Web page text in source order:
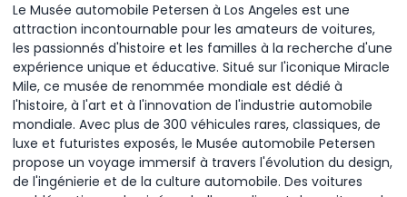
Le Musée automobile Petersen à Los Angeles est une
attraction incontournable pour les amateurs de voitures,
les passionnés d'histoire et les familles à la recherche d'une
expérience unique et éducative. Situé sur l'iconique Miracle
Mile, ce musée de renommée mondiale est dédié à
l'histoire, à l'art et à l'innovation de l'industrie automobile
mondiale. Avec plus de 300 véhicules rares, classiques, de
luxe et futuristes exposés, le Musée automobile Petersen
propose un voyage immersif à travers l'évolution du design,
de l'ingénierie et de la culture automobile. Des voitures